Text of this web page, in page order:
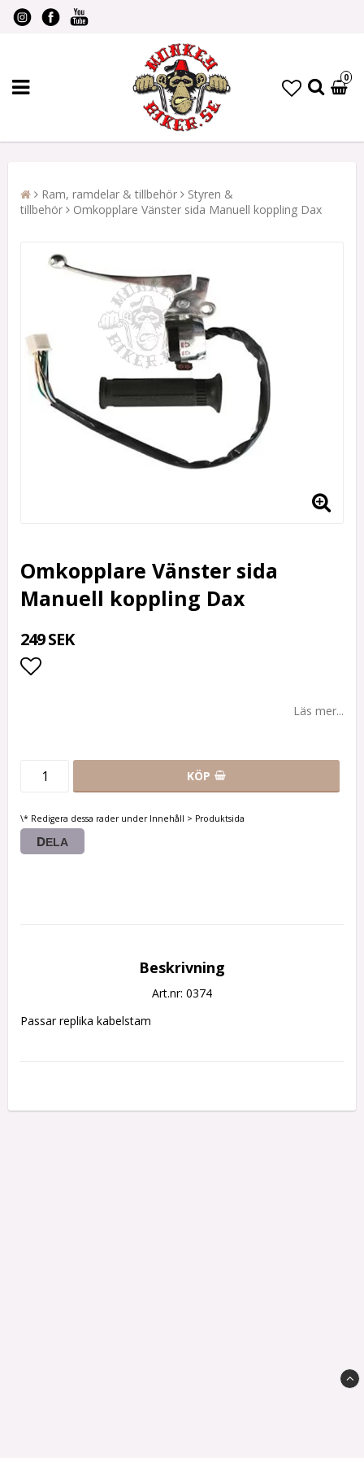
0
Ram, ramdelar & tillbehör
Styren &
tillbehör
Omkopplare Vänster sida Manuell koppling Dax
Omkopplare Vänster sida
Manuell koppling Dax
249 SEK
Läs mer...
KÖP
\* Redigera dessa rader under Innehåll > Produktsida
DELA
Beskrivning
Art.nr: 0374
Passar replika kabelstam